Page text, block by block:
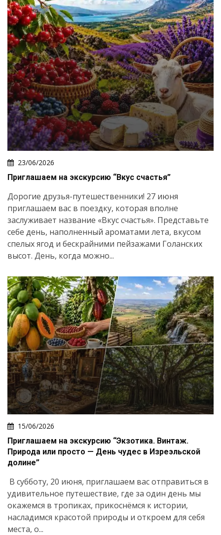
Искать
23/06/2026
Приглашаем на экскурсию “Вкус счастья”
Дорогие друзья-путешественники! 27 июня
приглашаем вас в поездку, которая вполне
заслуживает название «Вкус счастья». Представьте
себе день, наполненный ароматами лета, вкусом
спелых ягод и бескрайними пейзажами Голанских
высот. День, когда можно...
15/06/2026
Приглашаем на экскурсию “Экзотика. Винтаж.
Природа или просто — День чудес в Изреэльской
долине”
В субботу, 20 июня, приглашаем вас отправиться в
удивительное путешествие, где за один день мы
окажемся в тропиках, прикоснёмся к истории,
насладимся красотой природы и откроем для себя
места, о...